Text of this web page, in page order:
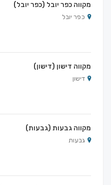
מקווה כפר יובל (כפר יובל)
כפר יובל
מקווה דישון (דישון)
דישון
מקווה גבעות (גבעות)
גבעות